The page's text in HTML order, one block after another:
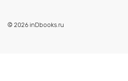
© 2026 inDbooks.ru